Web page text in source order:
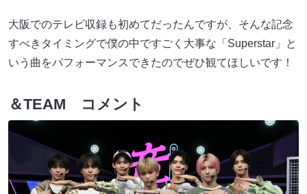
大阪でのテレビ収録も初めてだったんですが、そんな記念
すべきタイミングで僕の中ですごく大事な「Superstar」と
いう曲をパフォーマンスできたのでぜひ観てほしいです！
＆TEAM コメント